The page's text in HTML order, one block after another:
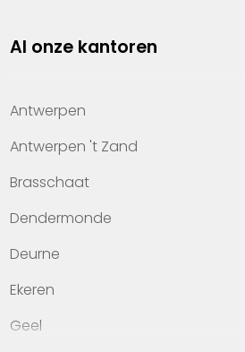
Property management
Kennis van wonen
Kantoren
Veelgestelde vragen
Werken bij Heylen Vastgoed
Contact
Al onze kantoren
Antwerpen
Antwerpen 't Zand
Brasschaat
Dendermonde
Deurne
Ekeren
Geel